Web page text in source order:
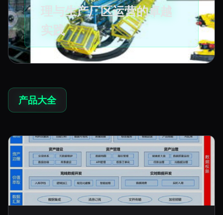
理与生产厂区运营的卓越
实践
产品大全